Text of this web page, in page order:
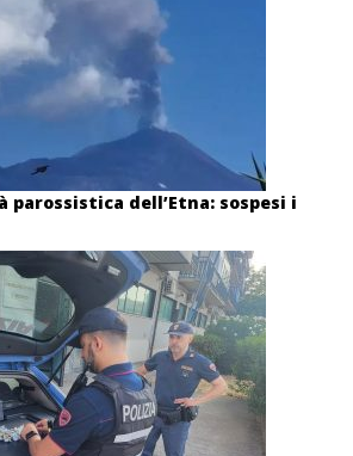
parossistica dell’Etna: sospesi i